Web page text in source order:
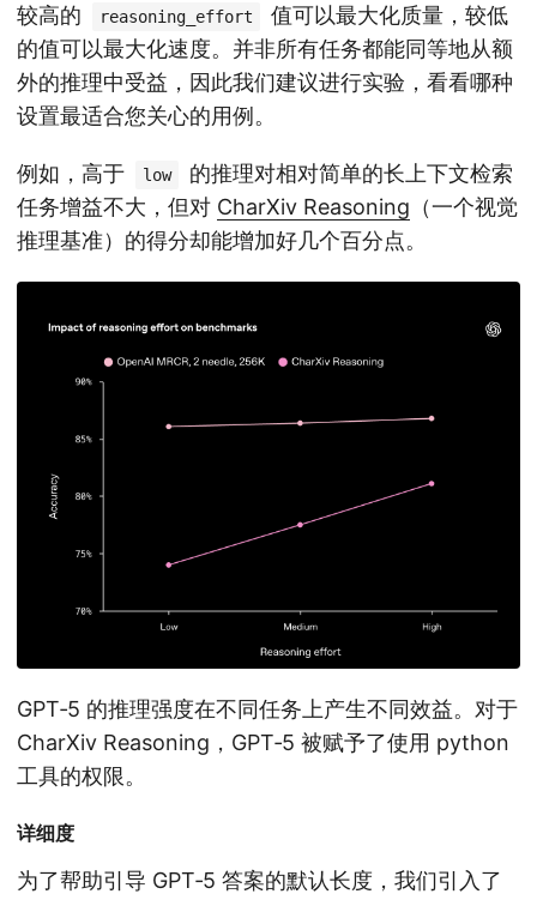
较高的 reasoning_effort
值可以最大化质量，较低
的值可以最大化速度。并非所有任务都能同等地从额
外的推理中受益，因此我们建议进行实验，看看哪种
设置最适合您关心的用例。
例如，高于 low
的推理对相对简单的长上下文检索
任务增益不大，但对 CharXiv Reasoning （一个视觉
推理基准）的得分却能增加好几个百分点。
GPT‑5 的推理强度在不同任务上产生不同效益。对于
CharXiv Reasoning，GPT‑5 被赋予了使用 python
工具的权限。
详细度
为了帮助引导 GPT‑5 答案的默认长度，我们引入了